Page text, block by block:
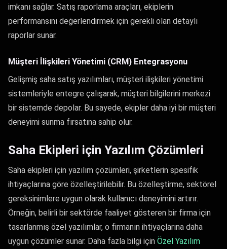
imkanı sağlar. Satış raporlama araçları, ekiplerin
performansını değerlendirmek için gerekli olan detaylı
raporlar sunar.
Müşteri İlişkileri Yönetimi (CRM) Entegrasyonu
Gelişmiş saha satış yazılımları, müşteri ilişkileri yönetimi
sistemleriyle entegre çalışarak, müşteri bilgilerini merkezi
bir sistemde depolar. Bu sayede, ekipler daha iyi bir müşteri
deneyimi sunma fırsatına sahip olur.
Saha Ekipleri için Yazılım Çözümleri
Saha ekipleri için yazılım çözümleri, şirketlerin spesifik
ihtiyaçlarına göre özelleştirilebilir. Bu özelleştirme, sektörel
gereksinimlere uygun olarak kullanıcı deneyimini artırır.
Örneğin, belirli bir sektörde faaliyet gösteren bir firma için
tasarlanmış özel yazılımlar, o firmanın ihtiyaçlarına daha
uygun çözümler sunar. Daha fazla bilgi için Özel Yazılım